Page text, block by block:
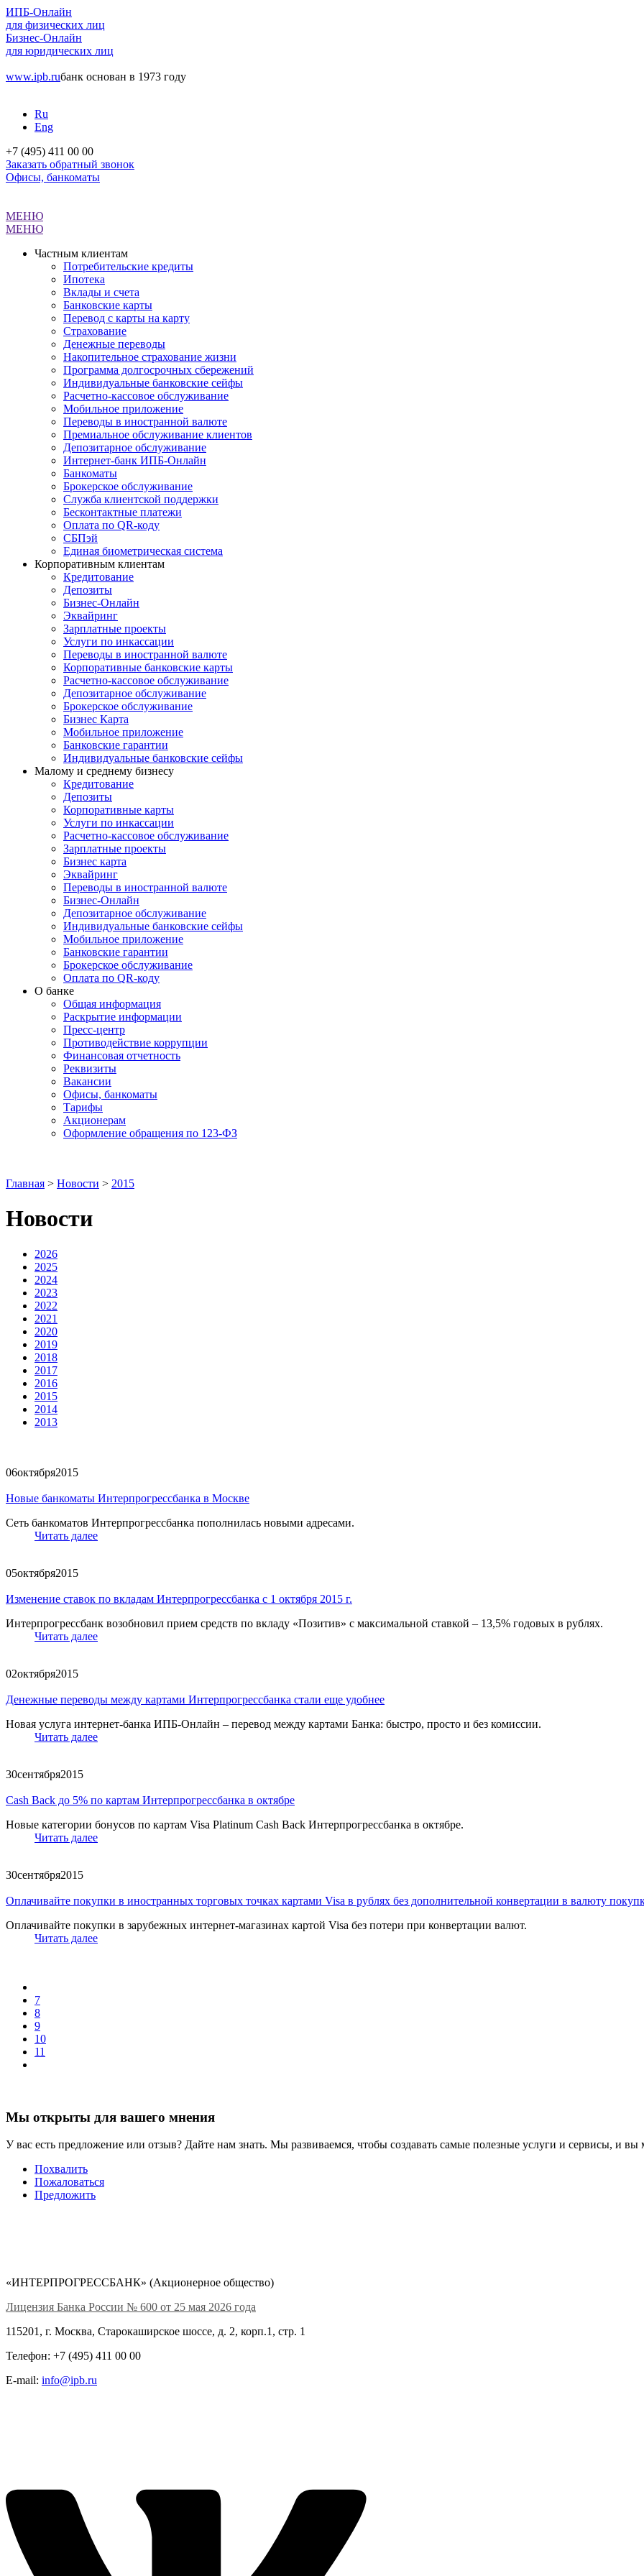
ИПБ-Онлайн
для физических лиц
Бизнес-Онлайн
для юридических лиц
www.ipb.ruбанк основан в 1973 году
Ru
Eng
+7 (495) 411 00 00
Заказать обратный звонок
Офисы, банкоматы
МЕНЮ
МЕНЮ
Частным клиентам
Потребительские кредиты
Ипотека
Вклады и счета
Банковские карты
Перевод с карты на карту
Страхование
Денежные переводы
Накопительное страхование жизни
Программа долгосрочных сбережений
Индивидуальные банковские сейфы
Расчетно-кассовое обслуживание
Мобильное приложение
Переводы в иностранной валюте
Премиальное обслуживание клиентов
Депозитарное обслуживание
Интернет-банк ИПБ-Онлайн
Банкоматы
Брокерское обслуживание
Служба клиентской поддержки
Бесконтактные платежи
Оплата по QR-коду
СБПэй
Единая биометрическая система
Корпоративным клиентам
Кредитование
Депозиты
Бизнес-Онлайн
Эквайринг
Зарплатные проекты
Услуги по инкассации
Переводы в иностранной валюте
Корпоративные банковские карты
Расчетно-кассовое обслуживание
Депозитарное обслуживание
Брокерское обслуживание
Бизнес Карта
Мобильное приложение
Банковские гарантии
Индивидуальные банковские сейфы
Малому и среднему бизнесу
Кредитование
Депозиты
Корпоративные карты
Услуги по инкассации
Расчетно-кассовое обслуживание
Зарплатные проекты
Бизнес карта
Эквайринг
Переводы в иностранной валюте
Бизнес-Онлайн
Депозитарное обслуживание
Индивидуальные банковские сейфы
Мобильное приложение
Банковские гарантии
Брокерское обслуживание
Оплата по QR-коду
О банке
Общая информация
Раскрытие информации
Пресс-центр
Противодействие коррупции
Финансовая отчетность
Реквизиты
Вакансии
Офисы, банкоматы
Тарифы
Акционерам
Оформление обращения по 123-ФЗ
Главная > Новости > 2015
Новости
2026
2025
2024
2023
2022
2021
2020
2019
2018
2017
2016
2015
2014
2013
06октября2015
Новые банкоматы Интерпрогрессбанка в Москве
Сеть банкоматов Интерпрогрессбанка пополнилась новыми адресами.
Читать далее
05октября2015
Изменение ставок по вкладам Интерпрогрессбанка с 1 октября 2015 г.
Интерпрогрессбанк возобновил прием средств по вкладу «Позитив» c максимальной ставкой – 13,5% годовых в рублях.
Читать далее
02октября2015
Денежные переводы между картами Интерпрогрессбанка стали еще удобнее
Новая услуга интернет-банка ИПБ-Онлайн – перевод между картами Банка: быстро, просто и без комиссии.
Читать далее
30сентября2015
Cash Back до 5% по картам Интерпрогрессбанка в октябре
Новые категории бонусов по картам Visa Platinum Cash Back Интерпрогрессбанка в октябре.
Читать далее
30сентября2015
Оплачивайте покупки в иностранных торговых точках картами Visa в рублях без дополнительной конвертации в валюту
Оплачивайте покупки в зарубежных интернет-магазинах картой Visa без потери при конвертации валют.
Читать далее
7
8
9
10
11
Мы открыты для вашего мнения
У вас есть предложение или отзыв? Дайте нам знать. Мы развиваемся, чтобы создавать самые полезные услуги и сервисы, и
Похвалить
Пожаловаться
Предложить
«ИНТЕРПРОГРЕССБАНК» (Акционерное общество)
Лицензия Банка России № 600 от 25 мая 2026 года
115201, г. Москва, Старокаширское шоссе, д. 2, корп.1, стр. 1
Телефон: +7 (495) 411 00 00
E-mail: info@ipb.ru